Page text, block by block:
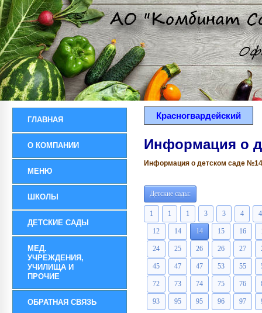
ГЛАВНАЯ
О КОМПАНИИ
МЕНЮ
ШКОЛЫ
ДЕТСКИЕ САДЫ
МЕД.
УЧРЕЖДЕНИЯ,
УЧИЛИЩА И
ПРОЧИЕ
ОБРАТНАЯ СВЯЗЬ
Красногвардейский
Информация о
Информация о детском саде №14
Детские сады:
1 1 1 3 3 4 4
12 14 14 15 16
24 25 26 26 27
45 47 47 53 55
72 73 74 75 76
93 95 95 96 97